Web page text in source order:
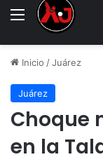
Menu
Inicio /Juárez
Juárez
Choque
en la